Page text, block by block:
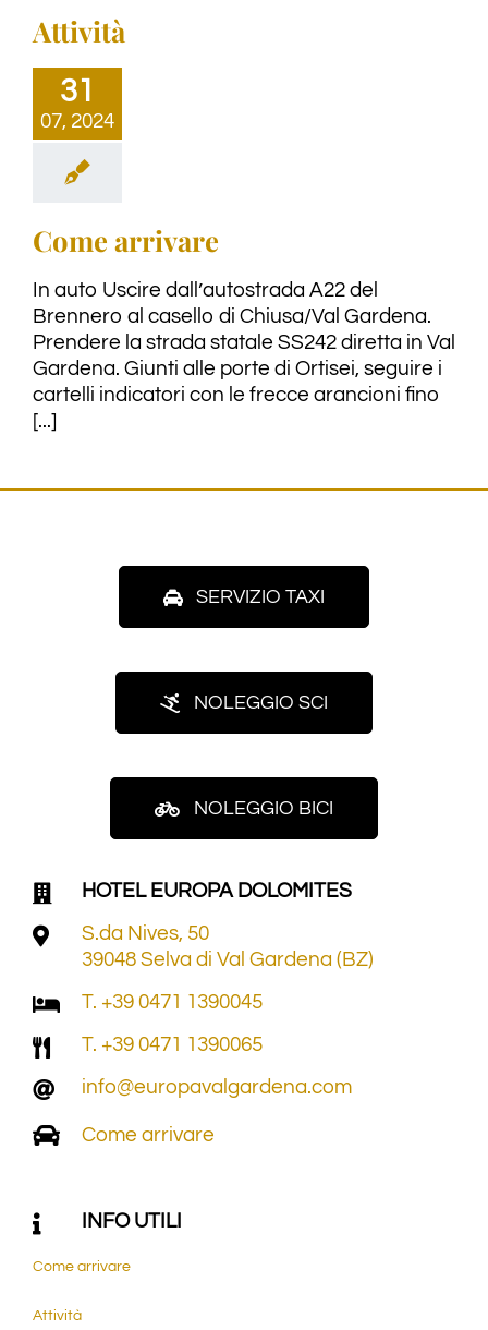
Attività
31
07, 2024
Come arrivare
In auto Uscire dall’autostrada A22 del
Brennero al casello di Chiusa/Val Gardena.
Prendere la strada statale SS242 diretta in Val
Gardena. Giunti alle porte di Ortisei, seguire i
cartelli indicatori con le frecce arancioni fino
[...]
SERVIZIO TAXI
NOLEGGIO SCI
NOLEGGIO BICI
HOTEL EUROPA DOLOMITES
S.da Nives, 50
39048 Selva di Val Gardena (BZ)
T. +39 0471 1390045
T. +39 0471 1390065
info@europavalgardena.com
Come arrivare
INFO UTILI
Come arrivare
Attività